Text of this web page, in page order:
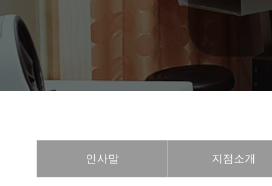
인사말 지점소개